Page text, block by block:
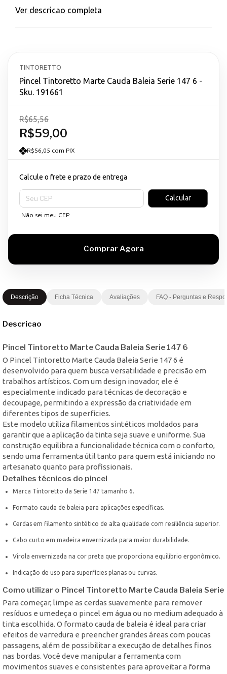
Ver descricao completa
TINTORETTO
Pincel Tintoretto Marte Cauda Baleia Serie 147 6 -
Sku. 191661
R$59,00
R$65,56
R$56,05 com PIX
Calcule o frete e prazo de entrega
Entregas para o CEP:
Calcular
Não sei meu CEP
Descrição Ficha Técnica Avaliações FAQ - Perguntas e
Descricao
Pincel Tintoretto Marte Cauda Baleia Serie 147 6
O Pincel Tintoretto Marte Cauda Baleia Serie 147 6 é
desenvolvido para quem busca versatilidade e precisão em
trabalhos artísticos. Com um design inovador, ele é
especialmente indicado para técnicas de decoração e
decoupage, permitindo a expressão da criatividade em
diferentes tipos de superfícies.
Este modelo utiliza filamentos sintéticos moldados para
garantir que a aplicação da tinta seja suave e uniforme. Sua
construção equilibra a funcionalidade técnica com o conforto,
sendo uma ferramenta útil tanto para quem está iniciando no
artesanato quanto para profissionais.
Detalhes técnicos do pincel
Marca Tintoretto da Serie 147 tamanho 6.
Formato cauda de baleia para aplicações específicas.
Cerdas em filamento sintético de alta qualidade com resiliência superior.
Cabo curto em madeira envernizada para maior durabilidade.
Virola envernizada na cor preta que proporciona equilíbrio ergonômico.
Indicação de uso para superfícies planas ou curvas.
Como utilizar o Pincel Tintoretto Marte Cauda Baleia Serie
Para começar, limpe as cerdas suavemente para remover
resíduos e umedeça o pincel em água ou no medium adequado à
tinta escolhida. O formato cauda de baleia é ideal para criar
efeitos de varredura e preencher grandes áreas com poucas
passagens, além de possibilitar a execução de detalhes finos
nas bordas. Você deve manipular a ferramenta com
movimentos suaves e consistentes para aproveitar a forma